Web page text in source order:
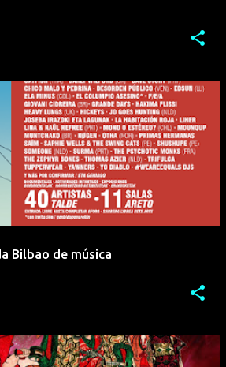
Bilbao de música